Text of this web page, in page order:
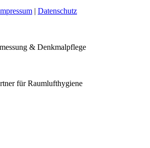
| Datenschutz
& Denkmalpflege
für Raumlufthygiene